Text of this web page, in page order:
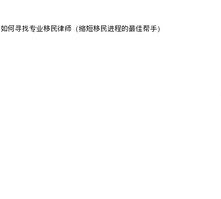
如何寻找专业移民律师（缩短移民进程的最佳帮手）